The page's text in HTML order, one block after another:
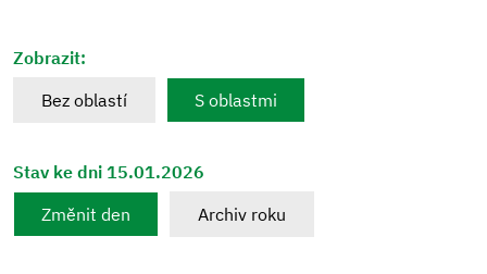
Zobrazit:
Bez oblastí
S oblastmi
Stav ke dni 15.01.2026
Změnit den
Archiv roku